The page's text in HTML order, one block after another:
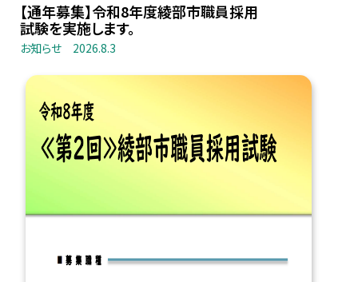
【通年募集】令和8年度綾部市職員採用
試験を実施します。
お知らせ 2026.8.3